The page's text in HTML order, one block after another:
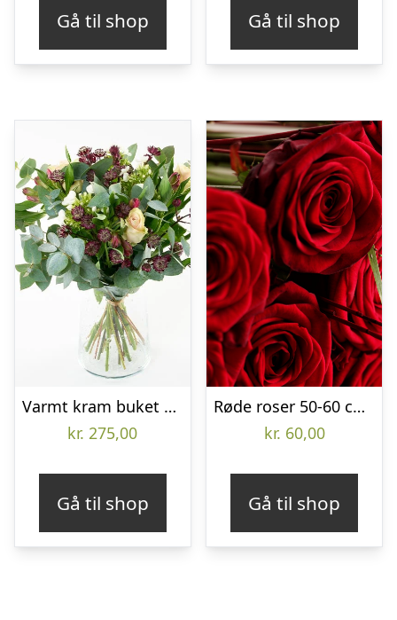
Gå til shop Gå til shop
Varmt kram buket – Send blomster med Bloomit
kr. 275,00
Gå til shop
Røde roser 50-60 cm pr. stk.
kr. 60,00
Gå til shop